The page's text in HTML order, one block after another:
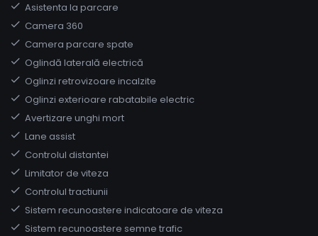
Asistenta la parcare
Camera 360
Camera parcare spate
Oglindă laterală electrică
Oglinzi retrovizoare incalzite
Oglinzi exterioare rabatabile electric
Avertizare unghi mort
Lane assist
Controlul distantei
Limitator de viteza
Controlul tractiunii
Sistem recunoastere indicatoare de viteza
Sistem recunoastere semne trafic